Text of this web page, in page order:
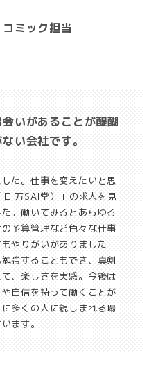
ミック担当
いがあることが醍醐
い会社です。
た。仕事を変えたいと思
万SAI堂）」の求人を見
。働いてみるとあらゆる
予算管理など色々な仕事
やりがいがありました
強することもでき、真剣
、楽しさを実感。今後は
自信を持って働くことが
多くの人に親しまれる場
ます。